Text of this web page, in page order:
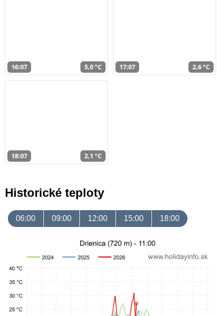
16:07 5,0 °C 17:07 2,6 °C
18:07 2,1 °C
Historické teploty
06:00 09:00 12:00 15:00 18:00